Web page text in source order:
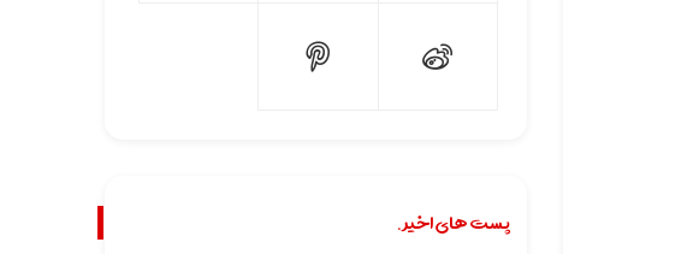
پست های اخیر.